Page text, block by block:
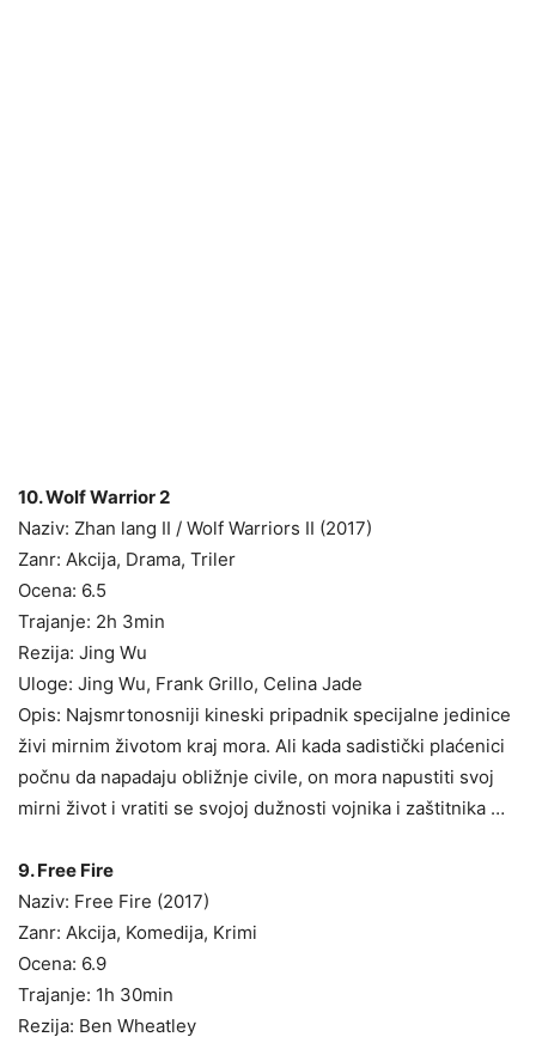
10. Wolf Warrior 2
Naziv: Zhan lang II / Wolf Warriors II (2017)
Zanr: Akcija, Drama, Triler
Ocena: 6.5
Trajanje: 2h 3min
Rezija: Jing Wu
Uloge: Jing Wu, Frank Grillo, Celina Jade
Opis: Najsmrtonosniji kineski pripadnik specijalne jedinice
živi mirnim životom kraj mora. Ali kada sadistički plaćenici
počnu da napadaju obližnje civile, on mora napustiti svoj
mirni život i vratiti se svojoj dužnosti vojnika i zaštitnika …
9. Free Fire
Naziv: Free Fire (2017)
Zanr: Akcija, Komedija, Krimi
Ocena: 6.9
Trajanje: 1h 30min
Rezija: Ben Wheatley